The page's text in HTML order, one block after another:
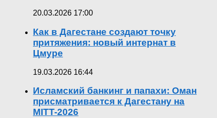
20.03.2026 17:00
Как в Дагестане создают точку
притяжения: новый интернат в
Цмуре
19.03.2026 16:44
Исламский банкинг и папахи: Оман
присматривается к Дагестану на
MITT-2026